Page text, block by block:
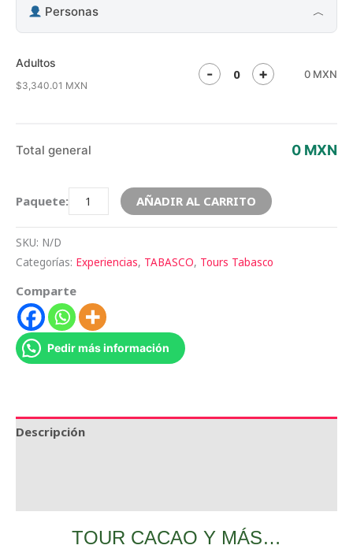
Personas ︿
Adultos
$3,340.01 MXN
- + 0 MXN
Total general 0 MXN
AÑADIR AL CARRITO
SKU: N/D
Categorías: Experiencias, TABASCO, Tours Tabasco
Comparte
Pedir más información
Descripción
TOUR CACAO Y MÁS…